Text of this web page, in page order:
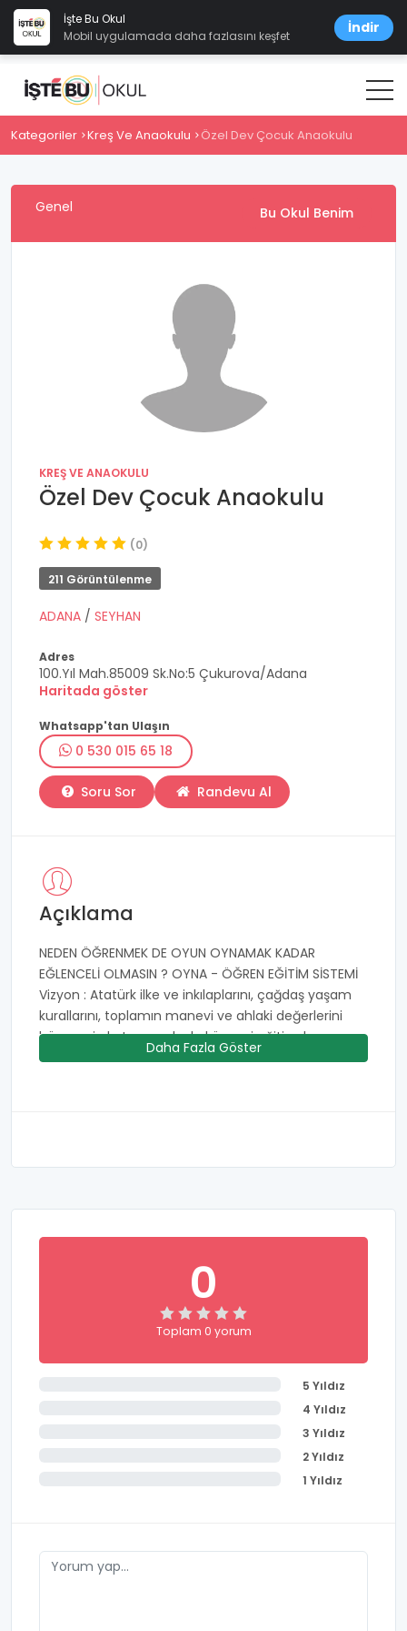
İşte Bu Okul
Mobil uygulamada daha fazlasını keşfet
İndir
Kategoriler Kreş Ve Anaokulu Özel Dev Çocuk Anaokulu
Genel Bu Okul Benim
KREŞ VE ANAOKULU
Özel Dev Çocuk Anaokulu
(0)
211 Görüntülenme
ADANA / SEYHAN
Adres
100.Yıl Mah.85009 Sk.No:5 Çukurova/Adana
Haritada göster
Whatsapp'tan Ulaşın
0 530 015 65 18
Soru Sor Randevu Al
Açıklama
NEDEN ÖĞRENMEK DE OYUN OYNAMAK KADAR
EĞLENCELİ OLMASIN ? OYNA - ÖĞREN EĞİTİM SİSTEMİ
Vizyon : Atatürk ilke ve inkılaplarını, çağdaş yaşam
kurallarını, toplamın manevi ve ahlaki değerlerini
bünyemizde taşıyarak okul öncesi eğitimde
Adana'nın önde gelen saygın kurumlarından ilki
kadrosu ve deneyimli branş öğretmenleri, psikolojik
kamera sistemi ile denetlenen, Adana'nın her
bölgesine öğretmenli servis aracına sahip, algı ve
zeka gelişimini destekleyici materyal ve oyuncaklar
gibi tüm mobilya, aksesuar ve teknik donanımıyla
çocuklara uygun bir yaşam alanıdır.
Daha Fazla Göster
0
Toplam 0 yorum
5 Yıldız
4 Yıldız
3 Yıldız
2 Yıldız
1 Yıldız